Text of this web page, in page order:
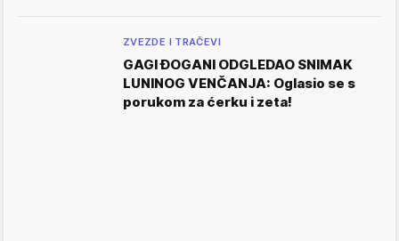
ZVEZDE I TRAČEVI
GAGI ĐOGANI ODGLEDAO SNIMAK
LUNINOG VENČANJA: Oglasio se s
porukom za ćerku i zeta!